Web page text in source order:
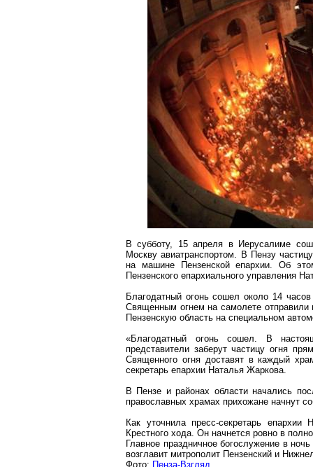
В субботу, 15 апреля в Иерусалиме
Москву авиатранспортом. В Пензу
на машине Пензенской епархии. Об
Пензенского епархиального управления
Благодатный огонь сошел около 14
Священным огнем насамолете отправили
Пензенскую область на специальном
«Благодатный огонь сошел. В
представители заберут частицу огня
Священного огня доставят в каждый
секретарь епархии Наталья Жаркова.
В Пензе и районах области начались
православных храмах прихожане начнут
Как уточнила пресс-секретарь епархии
Крестного хода. Он начнется ровно в
Главное праздничное богослужение в
возглавит митрополит Пензенский и
Фото: Пенза-Взгляд